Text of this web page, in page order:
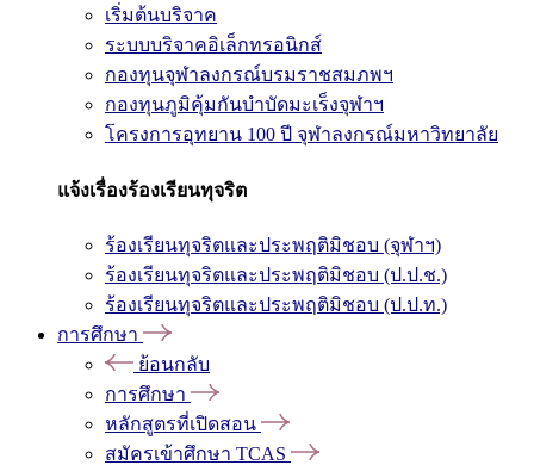
เริ่มต้นบริจาค
ระบบบริจาคอิเล็กทรอนิกส์
กองทุนจุฬาลงกรณ์บรมราชสมภพฯ
กองทุนภูมิคุ้มกันบำบัดมะเร็งจุฬาฯ
โครงการอุทยาน 100 ปี จุฬาลงกรณ์มหาวิทยาลัย
แจ้งเรื่องร้องเรียนทุจริต
ร้องเรียนทุจริตและประพฤติมิชอบ (จุฬาฯ)
ร้องเรียนทุจริตและประพฤติมิชอบ (ป.ป.ช.)
ร้องเรียนทุจริตและประพฤติมิชอบ (ป.ป.ท.)
การศึกษา
ย้อนกลับ
การศึกษา
หลักสูตรที่เปิดสอน
สมัครเข้าศึกษา TCAS